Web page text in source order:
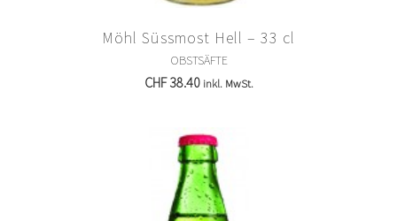
Möhl Süssmost Hell – 33 cl
OBSTSÄFTE
CHF38.40 inkl. MwSt.